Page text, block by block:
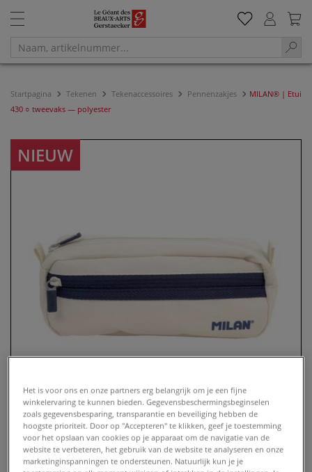
Startpagina Tekenen Tekenaccessoires Pennenzakjes
MILAN® | Etui
430 ○ tweevaks — polyester
NIEUW
Het is voor ons en onze partners erg belangrijk om je een fijne
winkelervaring te kunnen bieden. Gegevensbeschermingsbeginselen
zoals gegevensbesparing, transparantie en beveiliging hebben de
hoogste prioriteit. Door op "Accepteren" te klikken, geef je toestemming
voor het opslaan van cookies op je apparaat om de navigatie van de
website te verbeteren, het gebruik van de website te analyseren en onze
marketinginspanningen te ondersteunen. Natuurlijk kun je je